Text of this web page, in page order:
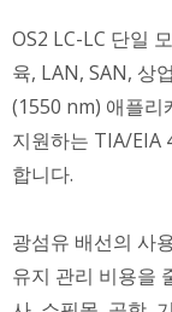
OS2 LC-LC 단일
육, LAN, SAN, 상
(1550 nm) 애플리
지원하는 TIA/EIA
합니다.
광섬유 배선의 사
유지 관리 비용을